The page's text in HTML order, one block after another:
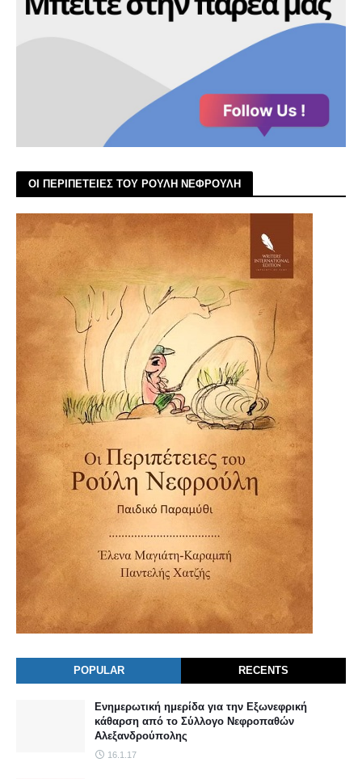
ΟΙ ΠΕΡΙΠΕΤΕΙΕΣ ΤΟΥ ΡΟΥΛΗ ΝΕΦΡΟΥΛΗ
POPULAR RECENTS
Ενημερωτική ημερίδα για την Εξωνεφρική
κάθαρση από το Σύλλογο Νεφροπαθών
Αλεξανδρούπολης
16.1.17